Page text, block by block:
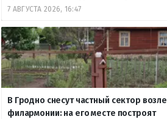
7 АВГУСТА 2026, 16:47
В Гродно снесут частный сектор возле
филармонии: на его месте построят